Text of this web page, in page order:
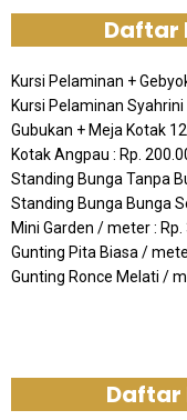
Daftar
Kursi Pelaminan +
Kursi Pelaminan Syahrini
Gubukan + Meja Kotak
Kotak Angpau : Rp.
Standing Bunga Tanpa
Standing Bunga Bunga
Mini Garden / meter : Rp.
Gunting Pita Biasa /
Gunting Ronce Melati /
Daftar